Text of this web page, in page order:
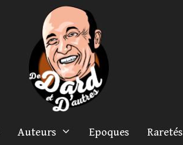
Auteurs Epoques Raretés